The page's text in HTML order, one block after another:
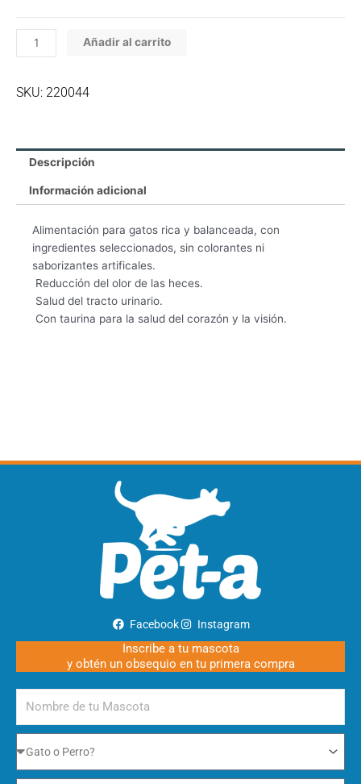
Adultos
Pollo
Y
cantidad
Añadir al carrito
SKU: 220044
Descripción
Información adicional
Alimentación para gatos rica y balanceada, con
ingredientes seleccionados, sin colorantes ni
saborizantes artificales.
 Reducción del olor de las heces.
 Salud del tracto urinario.
 Con taurina para la salud del corazón y la visión.
Facebook Instagram
Inscribe a tu mascota
y obtén un obsequio en tu primera compra
de
tu
Mascota
Perro